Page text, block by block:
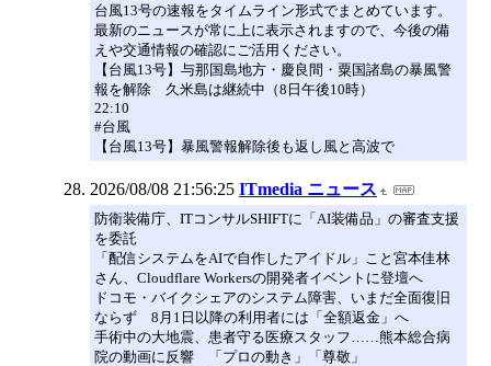
台風13号の速報をタイムライン形式でまとめています。
最新のニュースが常に上に表示されますので、今後の備
えや交通情報の確認にご活用ください。
【台風13号】与那国島地方・慶良間・粟国諸島の暴風警
報を解除 久米島は継続中（8日午後10時）
22:10
#台風
【台風13号】暴風警報解除後も返し風と高波で
2026/08/08 21:56:25 ITmedia ニュース
防衛装備庁、ITコンサルSHIFTに「AI装備品」の審査支援
を委託
「配信システムをAIで自作したアイドル」こと宮本佳林
さん、Cloudflare Workersの開発者イベントに登壇へ
ドコモ・バイクシェアのシステム障害、いまだ全面復旧
ならず 8月1日以降の利用者には「全額返金」へ
手術中の大地震、患者守る医療スタッフ……熊本総合病
院の動画に反響 「プロの動き」「尊敬」